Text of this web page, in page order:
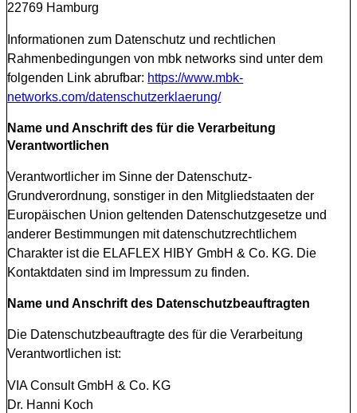
22769 Hamburg
Informationen zum Datenschutz und rechtlichen
Rahmenbedingungen von mbk networks sind unter dem
folgenden Link abrufbar: https://www.mbk-
networks.com/datenschutzerklaerung/
Name und Anschrift des für die Verarbeitung
Verantwortlichen
Verantwortlicher im Sinne der Datenschutz-
Grundverordnung, sonstiger in den Mitgliedstaaten der
Europäischen Union geltenden Datenschutzgesetze und
anderer Bestimmungen mit datenschutzrechtlichem
Charakter ist die ELAFLEX HIBY GmbH & Co. KG. Die
Kontaktdaten sind im Impressum zu finden.
Name und Anschrift des Datenschutzbeauftragten
Die Datenschutzbeauftragte des für die Verarbeitung
Verantwortlichen ist:
VIA Consult GmbH & Co. KG
Dr. Hanni Koch